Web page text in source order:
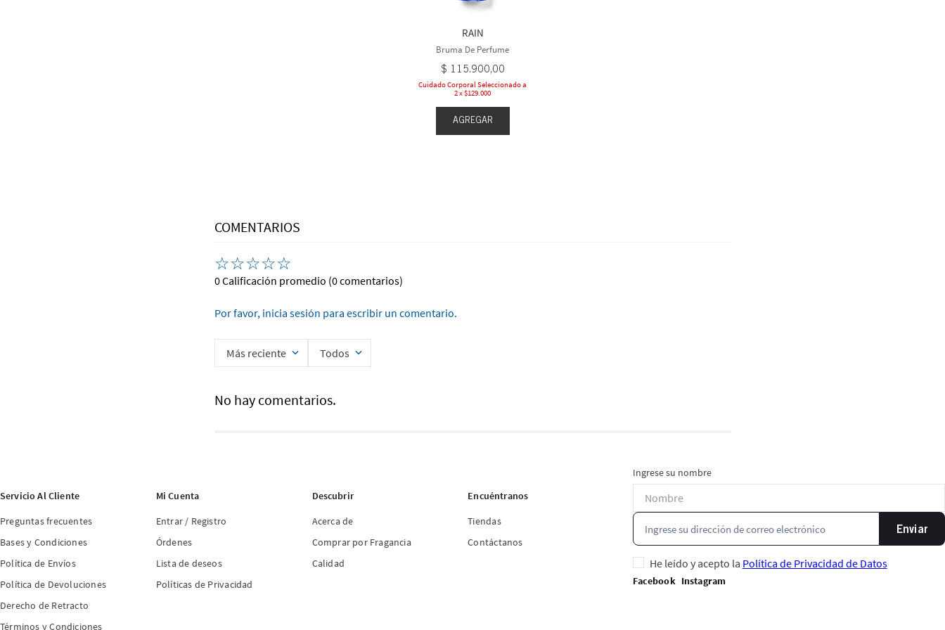
RAIN
Bruma De Perfume
$ 115.900,00
Cuidado Corporal Seleccionado a
2 x $129.000
AGREGAR
COMENTARIOS
☆☆☆☆☆
0 Calificación promedio (0 comentarios)
Por favor, inicia sesión para escribir un comentario.
Más reciente Todos
No hay comentarios.
Servicio Al Cliente
Preguntas frecuentes
Bases y Condiciones
Política de Envíos
Política de Devoluciones
Derecho de Retracto
Términos y Condiciones
Mi Cuenta
Entrar / Registro
Órdenes
Lista de deseos
Políticas de Privacidad
Descubrir
Acerca de
Comprar por Fragancia
Calidad
Encuéntranos
Tiendas
Contáctanos
Ingrese su nombre
Enviar
He leído y acepto la Política de Privacidad de Datos